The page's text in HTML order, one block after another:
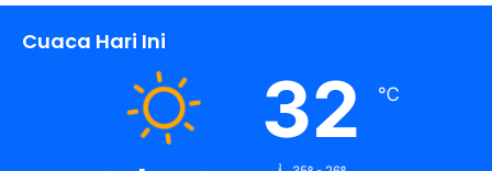
Cuaca Hari Ini
32 ℃